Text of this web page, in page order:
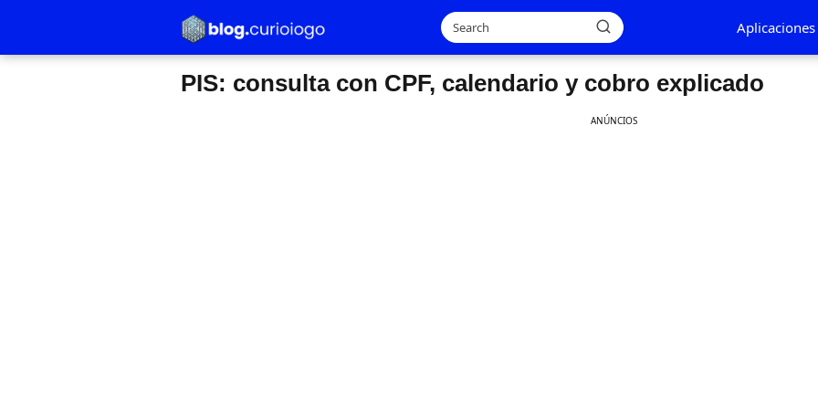
Aplicaciones
PIS: consulta con CPF, calendario y cobro explicado
ANÚNCIOS